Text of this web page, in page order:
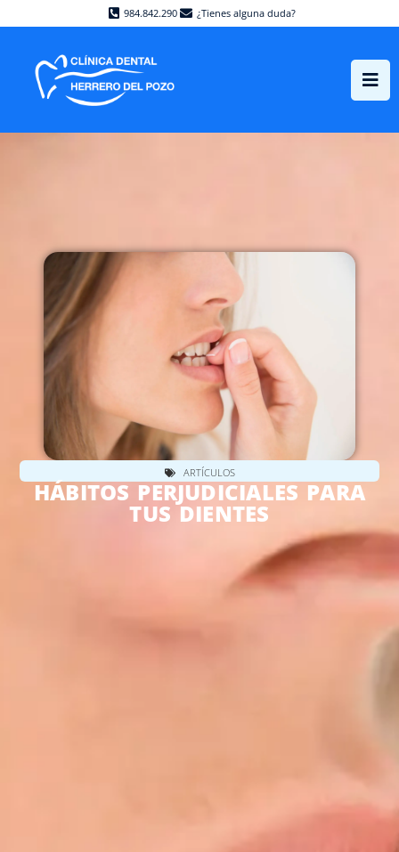
984.842.290 ¿Tienes alguna duda?
ARTÍCULOS
HÁBITOS PERJUDICIALES PARA
TUS DIENTES